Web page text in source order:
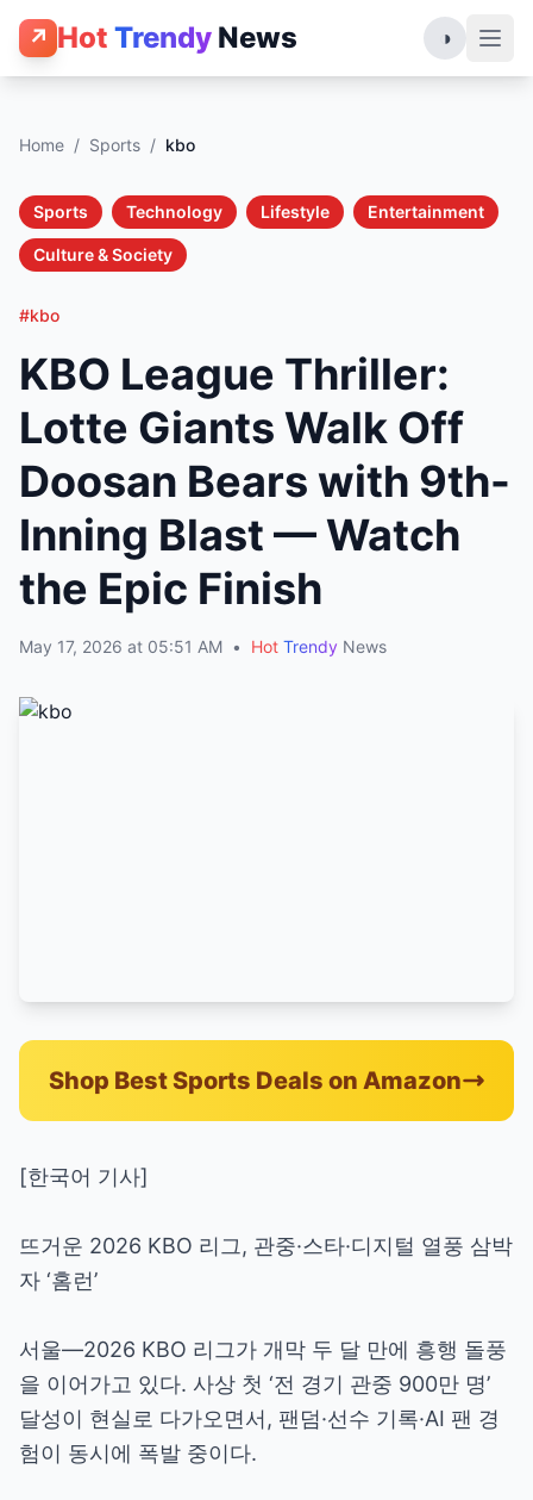
↗ Hot Trendy News ◑
Home / Sports / kbo
Sports Technology Lifestyle Entertainment
Culture & Society
#kbo
KBO League Thriller:
Lotte Giants Walk Off
Doosan Bears with 9th-
Inning Blast — Watch
the Epic Finish
May 17, 2026 at 05:51 AM • Hot Trendy News
Shop Best Sports Deals on Amazon
[한국어 기사]
뜨거운 2026 KBO 리그, 관중·스타·디지털 열풍 삼박
자 ‘홈런’
서울—2026 KBO 리그가 개막 두 달 만에 흥행 돌풍
을 이어가고 있다. 사상 첫 ‘전 경기 관중 900만 명’
달성이 현실로 다가오면서, 팬덤·선수 기록·AI 팬 경
험이 동시에 폭발 중이다.